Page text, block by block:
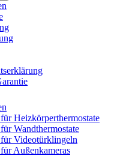
Heizkörperthermostate
Wandthermostate
Videotürklingeln
Außenkameras